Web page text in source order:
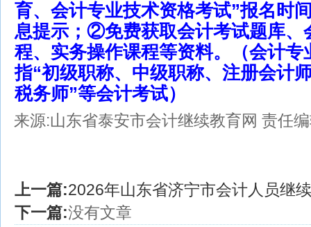
育、会计专业技术资格考试”报名时
息提示；②免费获取会计考试题库、
程、实务操作课程等资料。（会计专
指“初级职称、中级职称、注册会计
税务师”等会计考试）
来源:山东省泰安市会计继续教育网 责任
上一篇:2026年山东省济宁市会计人员继
下一篇:没有文章